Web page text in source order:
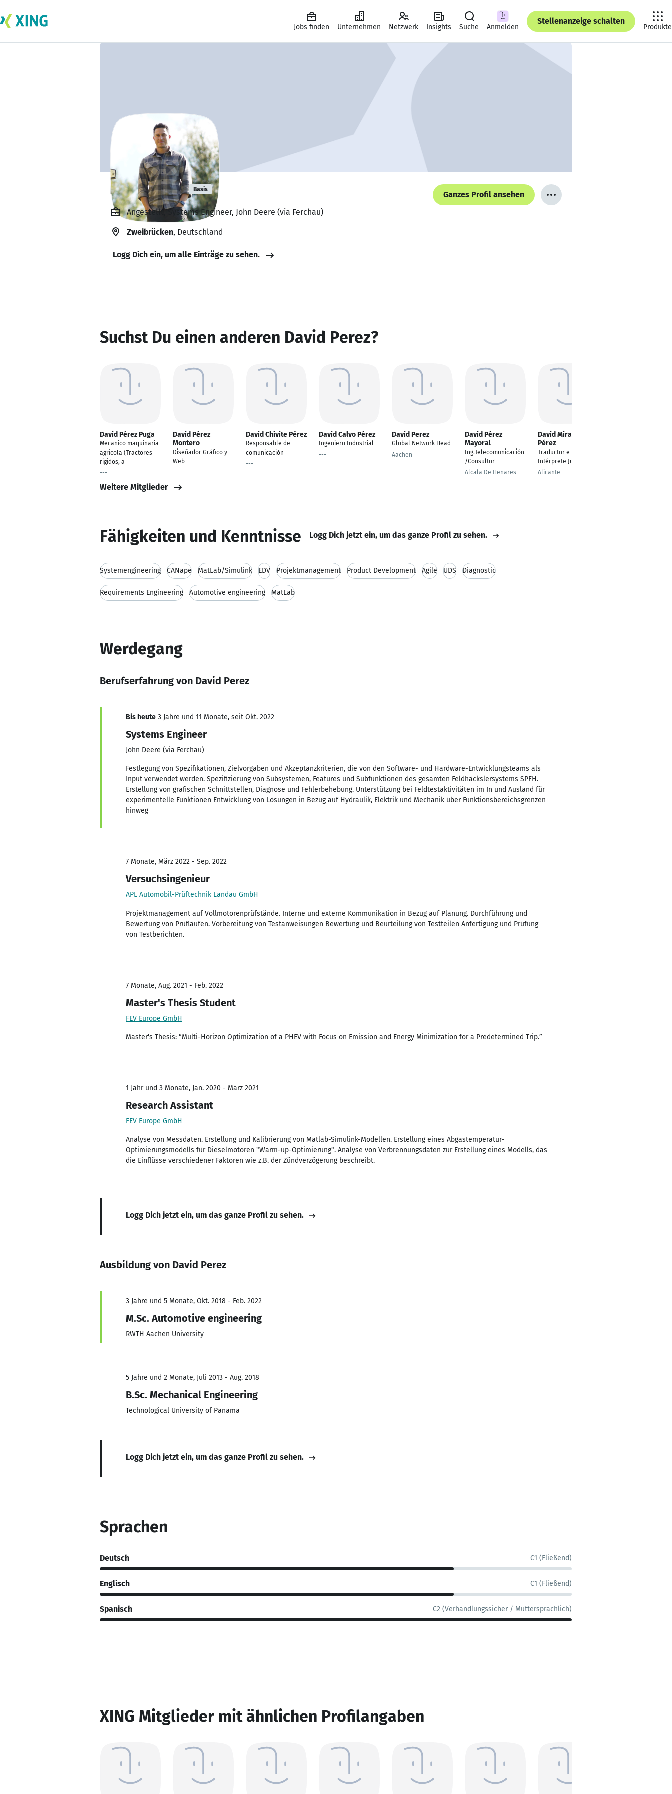
Jobs finden Unternehmen Netzwerk Insights Suche Anmelden
Stellenanzeige schalten
Produkte
David Perez Basis
Ganzes Profil ansehen
Angestellt, Systems Engineer, John Deere (via Ferchau)
Zweibrücken, Deutschland
Logg Dich ein, um alle Einträge zu sehen.
Suchst Du einen anderen David Perez?
David Pérez Puga
Mecanico maquinaria
agricola (Tractores
rigidos, a
---
David Pérez
Montero
Diseñador Gráfico y
Web
---
David Chivite Pérez
Responsable de
comunicación
---
David Calvo Pérez
Ingeniero Industrial
---
David Perez
Global Network Head
Aachen
David Pérez
Mayoral
Ing.Telecomunicación
/Consultor
Alcala De Henares
David Miralles
Pérez
Traductor e
Intérprete Jurado
Alicante
Weitere Mitglieder
Fähigkeiten und Kenntnisse Logg Dich jetzt ein, um das ganze Profil zu sehen.
Systemengineering CANape MatLab/Simulink EDV Projektmanagement Product Development Agile UDS Diagnostic
Requirements Engineering Automotive engineering MatLab
Werdegang
Berufserfahrung von David Perez
Bis heute 3 Jahre und 11 Monate, seit Okt. 2022
Systems Engineer
John Deere (via Ferchau)
Festlegung von Spezifikationen, Zielvorgaben und Akzeptanzkriterien, die von den Software- und Hardware-Entwicklungsteams als
Input verwendet werden. Spezifizierung von Subsystemen, Features und Subfunktionen des gesamten Feldhäckslersystems SPFH.
Erstellung von grafischen Schnittstellen, Diagnose und Fehlerbehebung. Unterstützung bei Feldtestaktivitäten im In und Ausland für
experimentelle Funktionen Entwicklung von Lösungen in Bezug auf Hydraulik, Elektrik und Mechanik über Funktionsbereichsgrenzen
hinweg
7 Monate, März 2022 - Sep. 2022
Versuchsingenieur
APL Automobil-Prüftechnik Landau GmbH
Projektmanagement auf Vollmotorenprüfstände. Interne und externe Kommunikation in Bezug auf Planung. Durchführung und
Bewertung von Prüfläufen. Vorbereitung von Testanweisungen Bewertung und Beurteilung von Testteilen Anfertigung und Prüfung
von Testberichten.
7 Monate, Aug. 2021 - Feb. 2022
Master's Thesis Student
FEV Europe GmbH
Master's Thesis: “Multi-Horizon Optimization of a PHEV with Focus on Emission and Energy Minimization for a Predetermined Trip.”
1 Jahr und 3 Monate, Jan. 2020 - März 2021
Research Assistant
FEV Europe GmbH
Analyse von Messdaten. Erstellung und Kalibrierung von Matlab-Simulink-Modellen. Erstellung eines Abgastemperatur-
Optimierungsmodells für Dieselmotoren "Warm-up-Optimierung". Analyse von Verbrennungsdaten zur Erstellung eines Modells, das
die Einflüsse verschiedener Faktoren wie z.B. der Zündverzögerung beschreibt.
Logg Dich jetzt ein, um das ganze Profil zu sehen.
Ausbildung von David Perez
3 Jahre und 5 Monate, Okt. 2018 - Feb. 2022
M.Sc. Automotive engineering
RWTH Aachen University
5 Jahre und 2 Monate, Juli 2013 - Aug. 2018
B.Sc. Mechanical Engineering
Technological University of Panama
Logg Dich jetzt ein, um das ganze Profil zu sehen.
Sprachen
Deutsch C1 (Fließend)
Englisch C1 (Fließend)
Spanisch C2 (Verhandlungssicher / Muttersprachlich)
XING Mitglieder mit ähnlichen Profilangaben